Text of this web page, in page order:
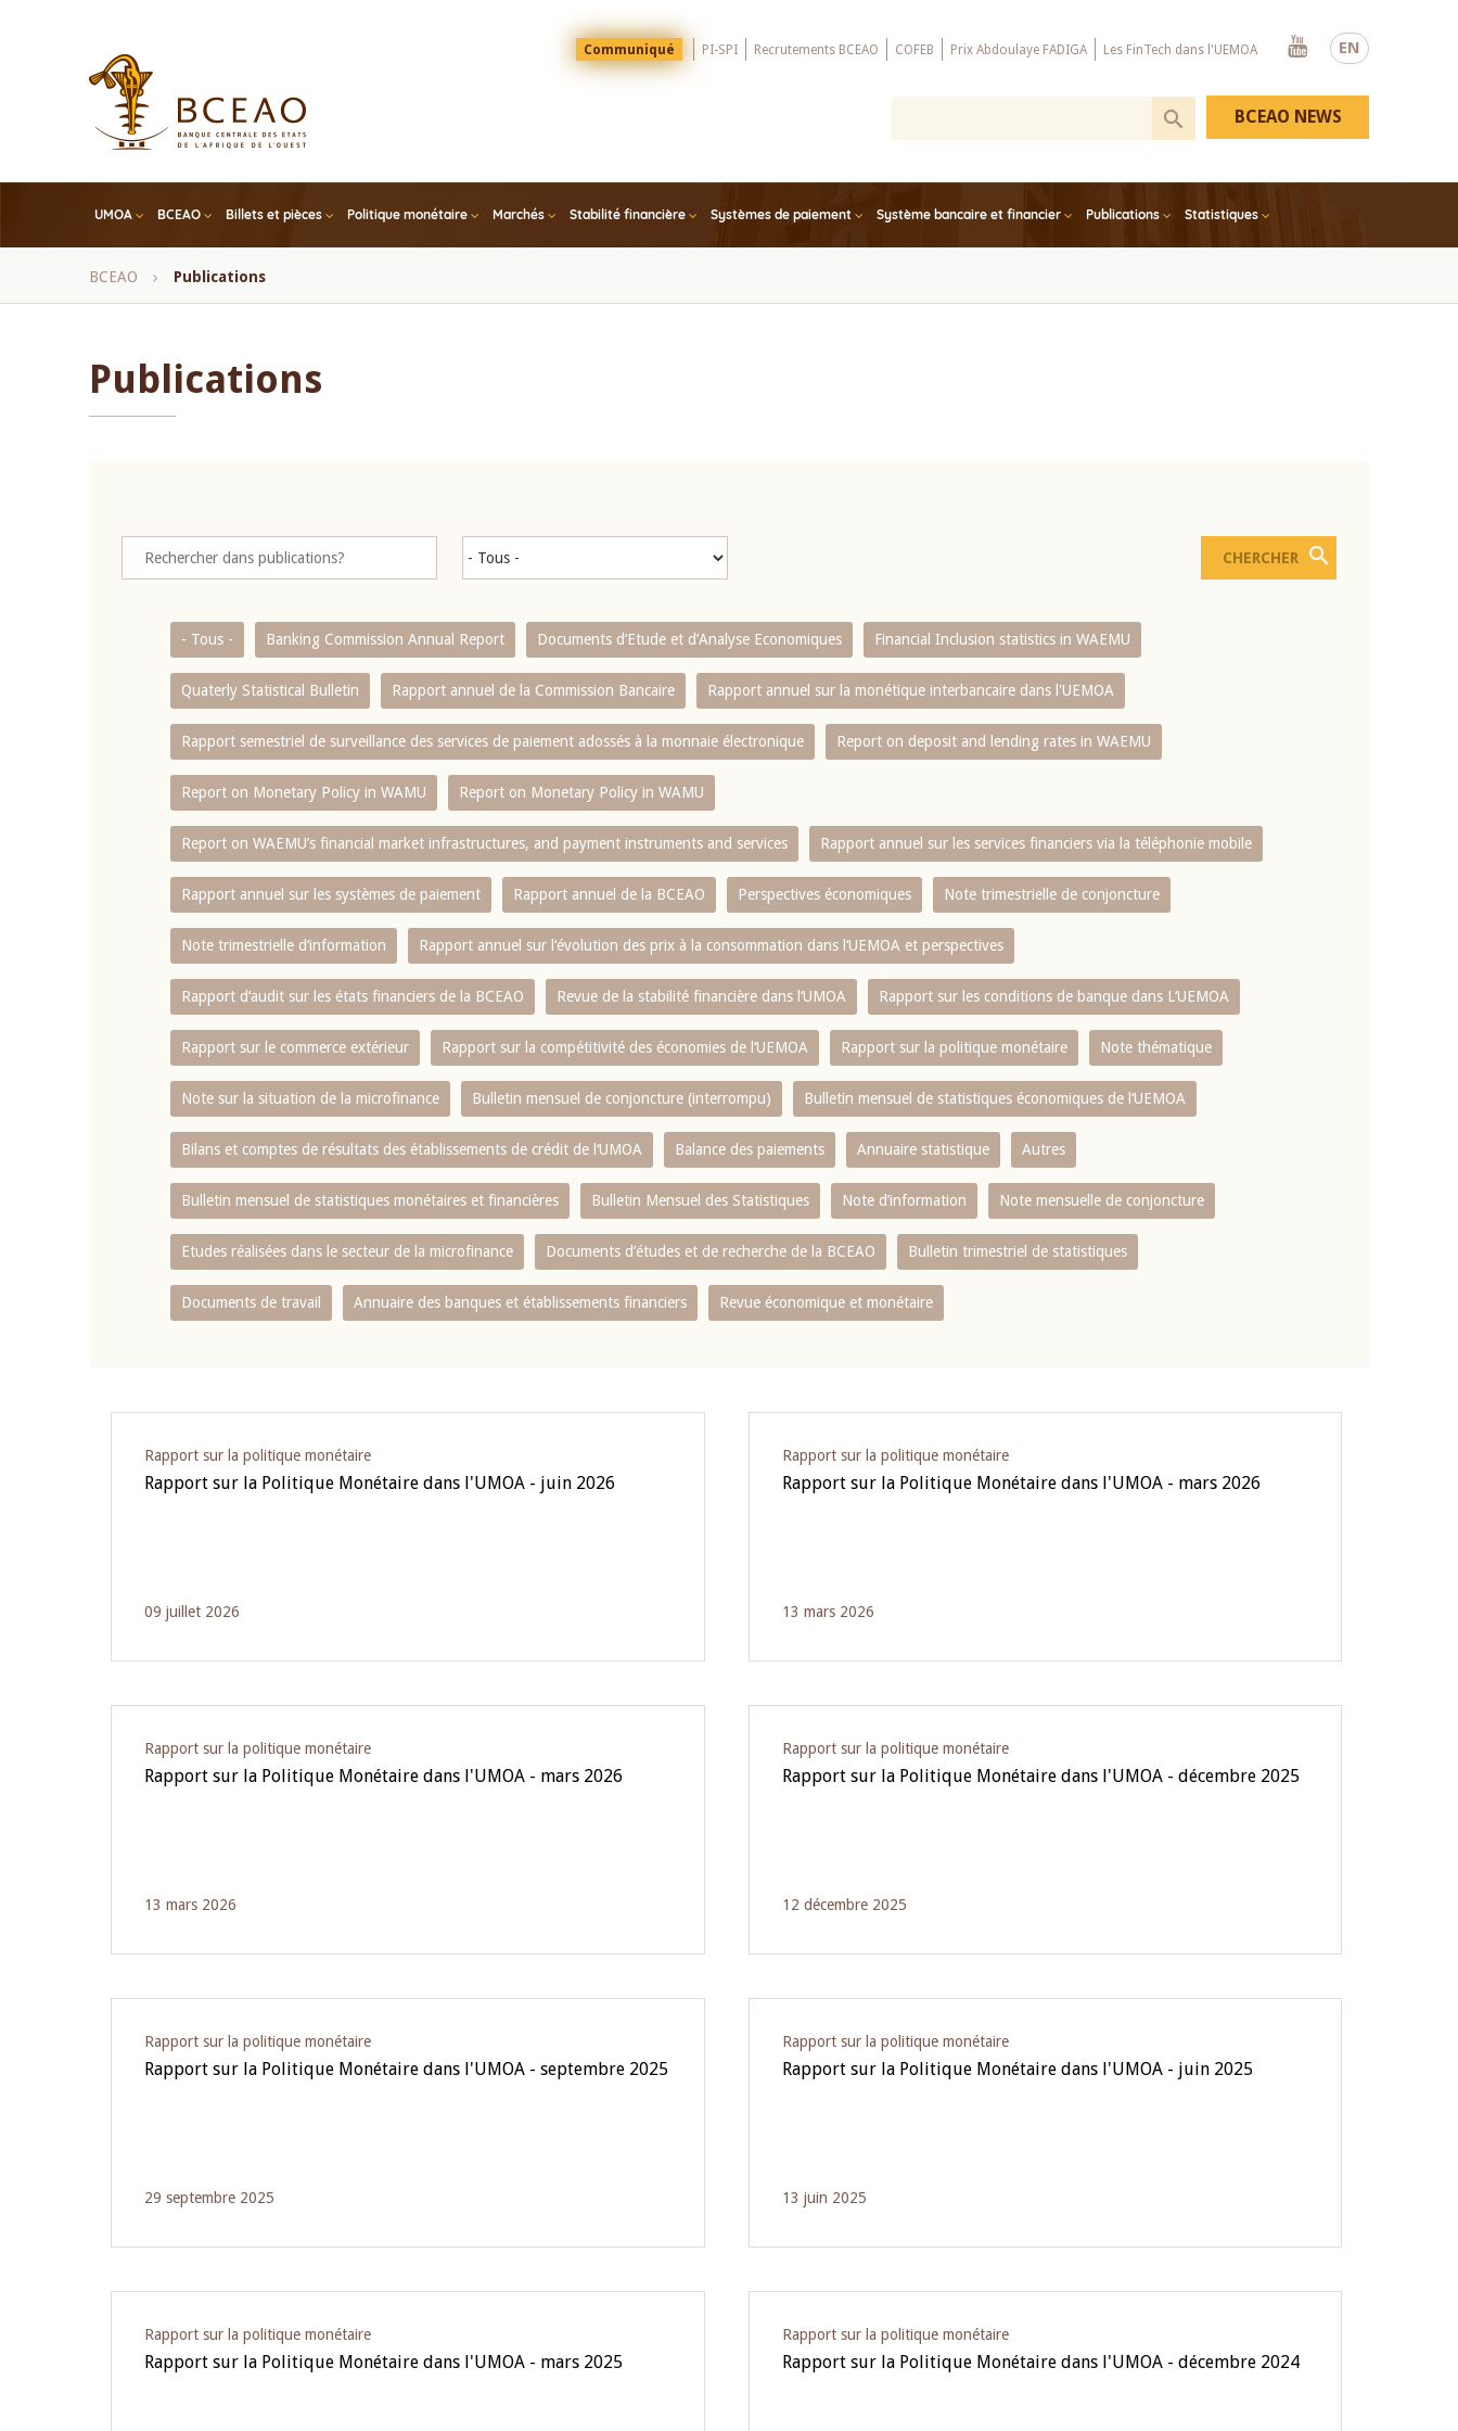
EN
Menu
Top
Communiqué PI-SPI Recrutements BCEAO COFEB Prix Abdoulaye FADIGA Les FinTech dans l'UEMOA
Youtube
UMOA BCEAO Billets et pièces Politique monétaire Marchés Stabilité financière Systèmes de paiement Système bancaire et financier Publications Statistiques
BCEAO NEWS
Fil
BCEAO Publications
Publications
- Tous - Banking Commission Annual Report Documents d’Etude et d’Analyse Economiques Financial Inclusion statistics in WAEMU
Quaterly Statistical Bulletin Rapport annuel de la Commission Bancaire Rapport annuel sur la monétique interbancaire dans l'UEMOA
Rapport semestriel de surveillance des services de paiement adossés à la monnaie électronique Report on deposit and lending rates in WAEMU
Report on Monetary Policy in WAMU Report on Monetary Policy in WAMU
Report on WAEMU’s financial market infrastructures, and payment instruments and services Rapport annuel sur les services financiers via la téléphonie mobile
Rapport annuel sur les systèmes de paiement Rapport annuel de la BCEAO Perspectives économiques Note trimestrielle de conjoncture
Note trimestrielle d‘information Rapport annuel sur l‘évolution des prix à la consommation dans l‘UEMOA et perspectives
Rapport d‘audit sur les états financiers de la BCEAO Revue de la stabilité financière dans l‘UMOA Rapport sur les conditions de banque dans L‘UEMOA
Rapport sur le commerce extérieur Rapport sur la compétitivité des économies de l‘UEMOA Rapport sur la politique monétaire Note thématique
Note sur la situation de la microfinance Bulletin mensuel de conjoncture (interrompu) Bulletin mensuel de statistiques économiques de l‘UEMOA
Bilans et comptes de résultats des établissements de crédit de l‘UMOA Balance des paiements Annuaire statistique Autres
Bulletin mensuel de statistiques monétaires et financières Bulletin Mensuel des Statistiques Note d’information Note mensuelle de conjoncture
Etudes réalisées dans le secteur de la microfinance Documents d’études et de recherche de la BCEAO Bulletin trimestriel de statistiques
Documents de travail Annuaire des banques et établissements financiers Revue économique et monétaire
Rapport sur la politique monétaire
Rapport sur la Politique Monétaire dans l'UMOA - juin 2026
09 juillet 2026
Rapport sur la politique monétaire
Rapport sur la Politique Monétaire dans l'UMOA - mars 2026
13 mars 2026
Rapport sur la politique monétaire
Rapport sur la Politique Monétaire dans l'UMOA - mars 2026
13 mars 2026
Rapport sur la politique monétaire
Rapport sur la Politique Monétaire dans l'UMOA - décembre 2025
12 décembre 2025
Rapport sur la politique monétaire
Rapport sur la Politique Monétaire dans l'UMOA - septembre 2025
29 septembre 2025
Rapport sur la politique monétaire
Rapport sur la Politique Monétaire dans l'UMOA - juin 2025
13 juin 2025
Rapport sur la politique monétaire
Rapport sur la Politique Monétaire dans l'UMOA - mars 2025
Rapport sur la politique monétaire
Rapport sur la Politique Monétaire dans l'UMOA - décembre 2024